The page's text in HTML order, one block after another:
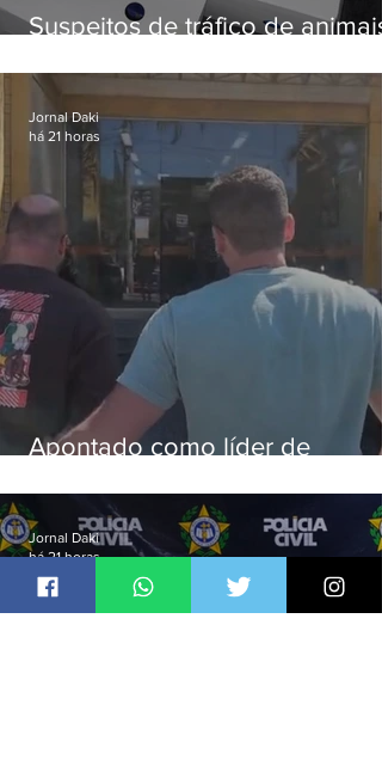
Suspeitos de tráfico de animais
aves
Apontado como líder de
aposentados é preso
Jornal Daki
há 21 horas
Jornal Daki
há 21 horas